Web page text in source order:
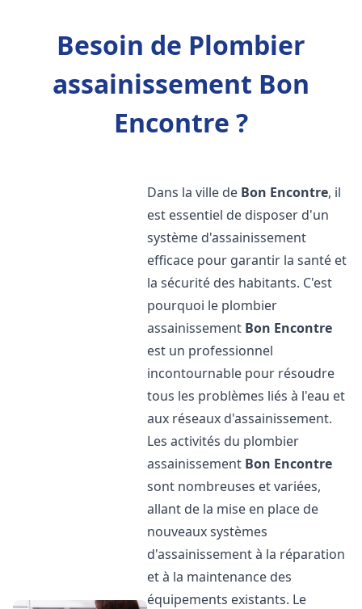
Besoin de Plombier
assainissement Bon
Encontre ?
Dans la ville de Bon Encontre, il
est essentiel de disposer d'un
système d'assainissement
efficace pour garantir la santé et
la sécurité des habitants. C'est
pourquoi le plombier
assainissement Bon Encontre
est un professionnel
incontournable pour résoudre
tous les problèmes liés à l'eau et
aux réseaux d'assainissement.
Les activités du plombier
assainissement Bon Encontre
sont nombreuses et variées,
allant de la mise en place de
nouveaux systèmes
d'assainissement à la réparation
et à la maintenance des
équipements existants. Le